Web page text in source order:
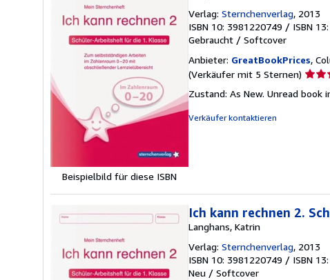
Beispielbild für diese ISBN
Verlag: Sternchenverlag, 2013
ISBN 10: 3981220749 / ISBN
Gebraucht / Softcover
Anbieter: GreatBookPrices,
(Verkäufer mit 5 Sternen)
von
Zustand: As New. Unread book
Verkäufer kontaktieren
Ich kann rechnen 2.
Langhans, Katrin
Verlag: Sternchenverlag, 2013
ISBN 10: 3981220749 / ISBN
Neu / Softcover